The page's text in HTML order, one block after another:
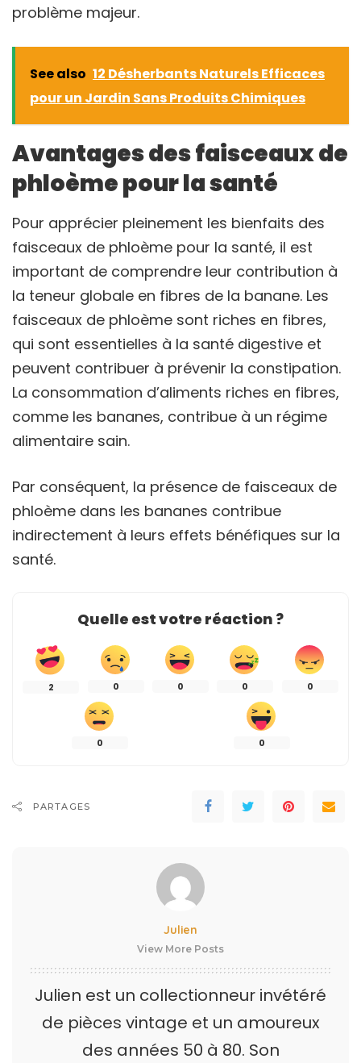
problème majeur.
See also 12 Désherbants Naturels Efficaces
pour un Jardin Sans Produits Chimiques
Avantages des faisceaux de
phloème pour la santé
Pour apprécier pleinement les bienfaits des
faisceaux de phloème pour la santé, il est
important de comprendre leur contribution à
la teneur globale en fibres de la banane. Les
faisceaux de phloème sont riches en fibres,
qui sont essentielles à la santé digestive et
peuvent contribuer à prévenir la constipation.
La consommation d’aliments riches en fibres,
comme les bananes, contribue à un régime
alimentaire sain.
Par conséquent, la présence de faisceaux de
phloème dans les bananes contribue
indirectement à leurs effets bénéfiques sur la
santé.
Quelle est votre réaction ?
2 0 0 0 0
0 0
PARTAGES
Julien
View More Posts
Julien est un collectionneur invétéré
de pièces vintage et un amoureux
des années 50 à 80. Son